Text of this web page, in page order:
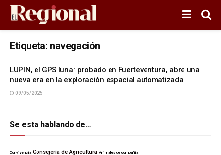
Etiqueta: navegación
LUPIN, el GPS lunar probado en Fuerteventura, abre una
nueva era en la exploración espacial automatizada
09/05/2025
Se esta hablando de…
Convivencia Consejería de Agricultura Animales de compañía